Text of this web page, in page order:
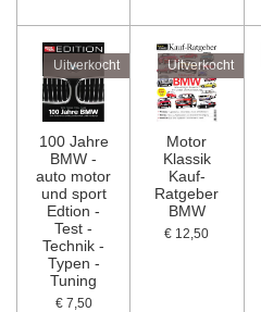
Uitverkocht
100 Jahre
BMW -
auto motor
und sport
Edtion -
Test -
Technik -
Typen -
Tuning
€ 7,50
Uitverkocht
Motor
Klassik
Kauf-
Ratgeber
BMW
€ 12,50